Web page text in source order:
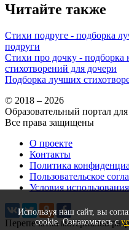
Читайте также
Стихи подруге - подборка
подруги
Стихи про дочку - подборка
стихотворений для дочери
Подборка лучших
Используя наш сайт, вы
cookie. Ознакомьтесь с
© 2018 – 2026
Образовательный портал
Все права защищены
О проекте
Контакты
Политика
Пользовательское
Условия
Перепечатка материалов